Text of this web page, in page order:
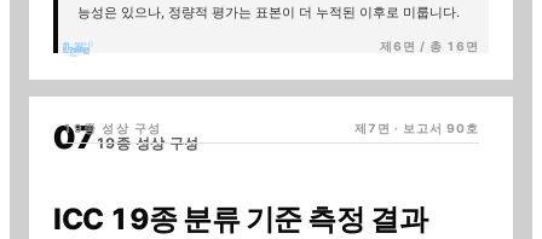
능성은 있으나, 정량적 평가는 표본이 더 누적된 이후로 미룹니다.
제6면 / 총 16면
19종 성상 구성 제7면 · 보고서 90호
19종 성상 구성
ICC 19종 분류 기준 측정 결과